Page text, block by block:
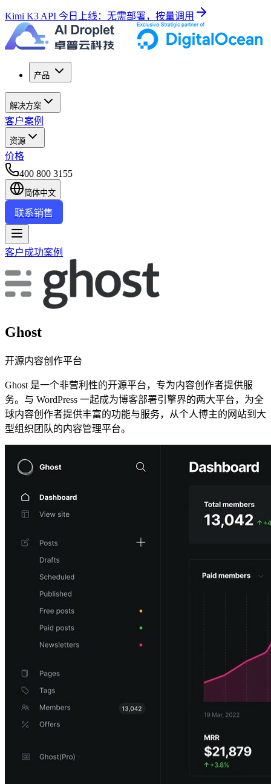
Kimi K3 API 今日上线：无需部署，按量调用
产品
解决方案
客户案例
资源
价格
400 800 3155
简体中文
联系销售
客户成功案例
Ghost
开源内容创作平台
Ghost 是一个非营利性的开源平台，专为内容创作者提供服
务。与 WordPress 一起成为博客部署引擎界的两大平台，为全
球内容创作者提供丰富的功能与服务，从个人博主的网站到大
型组织团队的内容管理平台。